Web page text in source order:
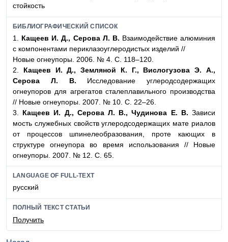
стойкость
БИБЛИОГРАФИЧЕСКИЙ СПИСОК
1. Кащеев И. Д., Серова Л. В. Взаимодействие алюминия
с компонентами периклазоуглеродистых изделий //
Новые огнеупоры. 2006. № 4. С. 118–120.
2. Кащеев И. Д., Земляной К. Г., Вислогузова Э. А.,
Серова Л. В. Исследование углеродсодержащих
огнеупоров для агрегатов сталеплавильного производства
// Новые огнеупоры. 2007. № 10. С. 22–26.
3. Кащеев И. Д., Серова Л. В., Чудинова Е. В. Зависи
мость служебных свойств углеродсодержащих мате риалов
от процессов шпинелеобразования, проте кающих в
структуре огнеупора во время использования // Новые
огнеупоры. 2007. № 12. С. 65.
LANGUAGE OF FULL-TEXT
русский
ПОЛНЫЙ ТЕКСТ СТАТЬИ
Получить